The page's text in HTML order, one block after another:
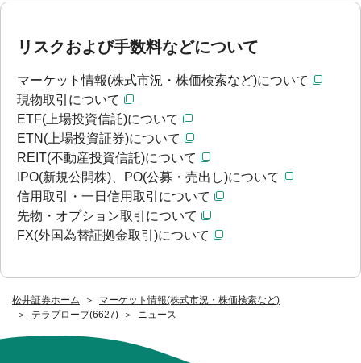
松井証券ホーム
マーケット情報(株式市況・株価検索など)
テラプローブ(6627)
ニュース
リスクおよび手数料などについて
マーケット情報(株式市況・株価検索など)について
現物取引について
ETF(上場投資信託)について
ETN(上場投資証券)について
REIT(不動産投資信託)について
IPO(新規公開株)、PO(公募・売出し)について
信用取引・一日信用取引について
先物・オプション取引について
FX(外国為替証拠金取引)について